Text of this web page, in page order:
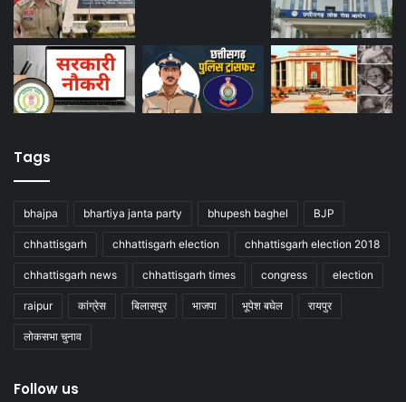
Tags
bhajpa bhartiya janta party bhupesh baghel BJP
chhattisgarh chhattisgarh election chhattisgarh election 2018
chhattisgarh news chhattisgarh times congress election
raipur कांग्रेस बिलासपुर भाजपा भूपेश बघेल रायपुर
लोकसभा चुनाव
Follow us